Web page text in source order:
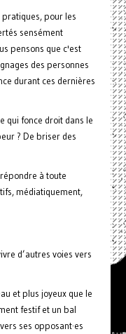
pour les
sensément
pensons que c'est
des personnes
durant ces dernières
qui fonce droit dans le
? De briser des
à toute
médiatiquement,
d’autres voies vers
et plus joyeux que le
festif et un bal
ses opposant·es